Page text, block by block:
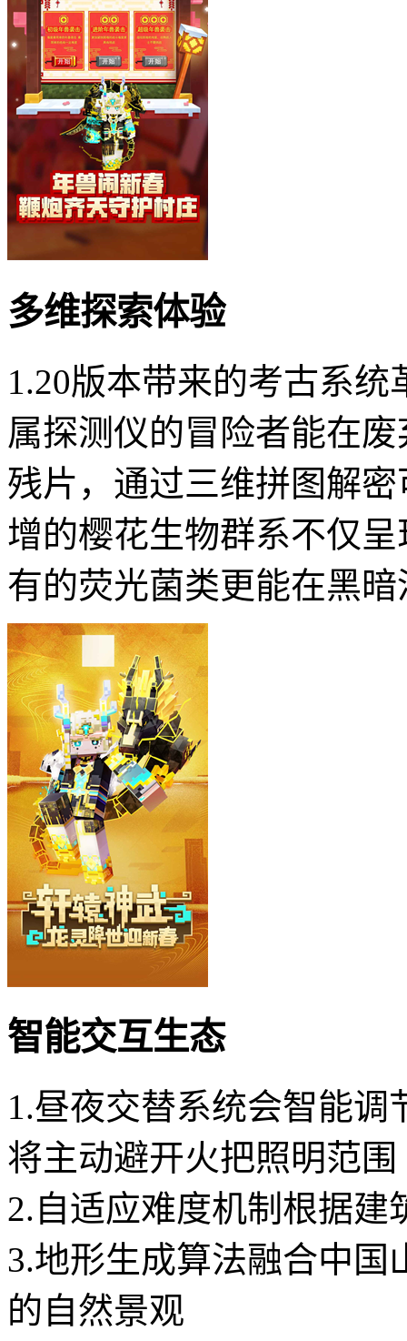
多维探索体验
1.20版本带来的考古系
属探测仪的冒险者能在
残片，通过三维拼图解
增的樱花生物群系不仅
有的荧光菌类更能在黑
智能交互生态
1.昼夜交替系统会智能
将主动避开火把照明范围
2.自适应难度机制根据建
3.地形生成算法融合中
的自然景观